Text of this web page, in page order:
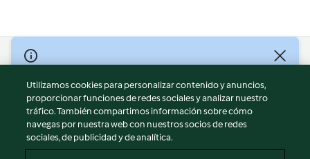
© Copyright 2026
Términos de uso
Política de privacidad
Aviso legal
Información legal
Utilizamos cookies para personalizar contenido y anuncios,
proporcionar funciones de redes sociales y analizar nuestro
tráfico. También compartimos información sobre cómo
navegas por nuestra web con nuestros socios de redes
sociales, de publicidad y de analítica.